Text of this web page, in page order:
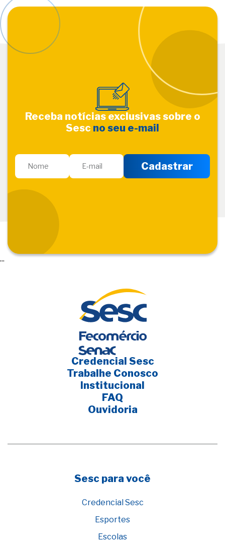
Receba notícias exclusivas sobre o
Sesc no seu e-mail
...
Credencial Sesc
Trabalhe Conosco
Institucional
FAQ
Ouvidoria
Sesc para você
Credencial Sesc
Esportes
Escolas